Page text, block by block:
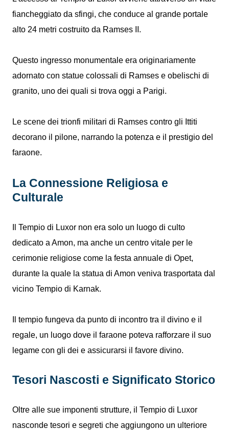
fiancheggiato da sfingi, che conduce al grande portale
alto 24 metri costruito da Ramses II.
Questo ingresso monumentale era originariamente
adornato con statue colossali di Ramses e obelischi di
granito, uno dei quali si trova oggi a Parigi.
Le scene dei trionfi militari di Ramses contro gli Ittiti
decorano il pilone, narrando la potenza e il prestigio del
faraone.
La Connessione Religiosa e
Culturale
Il Tempio di Luxor non era solo un luogo di culto
dedicato a Amon, ma anche un centro vitale per le
cerimonie religiose come la festa annuale di Opet,
durante la quale la statua di Amon veniva trasportata dal
vicino Tempio di Karnak.
Il tempio fungeva da punto di incontro tra il divino e il
regale, un luogo dove il faraone poteva rafforzare il suo
legame con gli dei e assicurarsi il favore divino.
Tesori Nascosti e Significato Storico
Oltre alle sue imponenti strutture, il Tempio di Luxor
nasconde tesori e segreti che aggiungono un ulteriore